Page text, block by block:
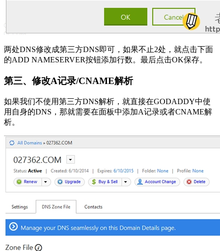
两处DNS修改成第三方DNS即可，如果不止2处，就点击下面
的ADD NAMESERVER按钮添加行数。最后点击OK保存。
第三、修改A记录/CNAME解析
如果我们不使用第三方DNS解析，就直接在GODADDY中使
用自身的DNS，那就需要在面板中添加A记录或者CNAME解
析。